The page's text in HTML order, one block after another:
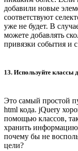
добавили новые
соответствуют
уже не будет. В
можете добавлять
привязки события и
13. Используйте классы
Это самый простой
html кода. jQuery
помощью классов,
хранить информацию
почему бы не
цели?